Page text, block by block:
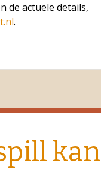
de actuele details,
.
kan